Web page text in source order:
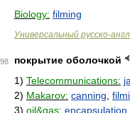
Biology: filming
Универсальный русско-
98
покрытие оболочкой
1) Telecommunications:
2) Makarov: canning
3) oil&gas: encapsulation